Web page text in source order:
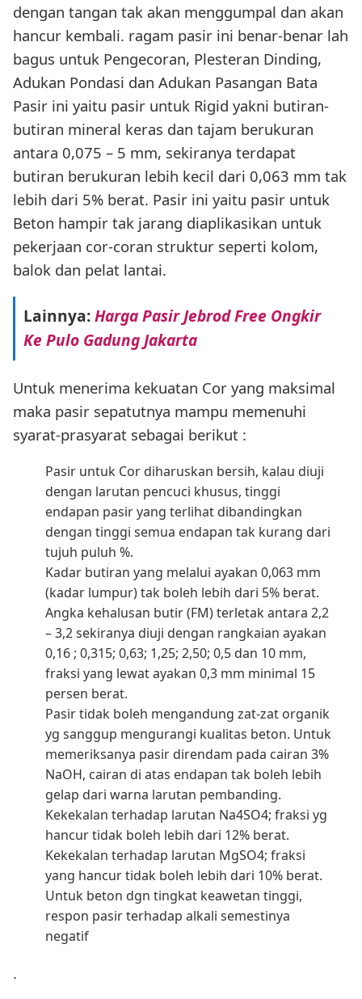
dengan tangan tak akan menggumpal dan akan
hancur kembali. ragam pasir ini benar-benar lah
bagus untuk Pengecoran, Plesteran Dinding,
Adukan Pondasi dan Adukan Pasangan Bata
Pasir ini yaitu pasir untuk Rigid yakni butiran-
butiran mineral keras dan tajam berukuran
antara 0,075 – 5 mm, sekiranya terdapat
butiran berukuran lebih kecil dari 0,063 mm tak
lebih dari 5% berat. Pasir ini yaitu pasir untuk
Beton hampir tak jarang diaplikasikan untuk
pekerjaan cor-coran struktur seperti kolom,
balok dan pelat lantai.
Lainnya:Harga Pasir Jebrod Free Ongkir
Ke Pulo Gadung Jakarta
Untuk menerima kekuatan Cor yang maksimal
maka pasir sepatutnya mampu memenuhi
syarat-prasyarat sebagai berikut :
Pasir untuk Cor diharuskan bersih, kalau diuji
dengan larutan pencuci khusus, tinggi
endapan pasir yang terlihat dibandingkan
dengan tinggi semua endapan tak kurang dari
tujuh puluh %.
Kadar butiran yang melalui ayakan 0,063 mm
(kadar lumpur) tak boleh lebih dari 5% berat.
Angka kehalusan butir (FM) terletak antara 2,2
– 3,2 sekiranya diuji dengan rangkaian ayakan
0,16 ; 0,315; 0,63; 1,25; 2,50; 0,5 dan 10 mm,
fraksi yang lewat ayakan 0,3 mm minimal 15
persen berat.
Pasir tidak boleh mengandung zat-zat organik
yg sanggup mengurangi kualitas beton. Untuk
memeriksanya pasir direndam pada cairan 3%
NaOH, cairan di atas endapan tak boleh lebih
gelap dari warna larutan pembanding.
Kekekalan terhadap larutan Na4SO4; fraksi yg
hancur tidak boleh lebih dari 12% berat.
Kekekalan terhadap larutan MgSO4; fraksi
yang hancur tidak boleh lebih dari 10% berat.
Untuk beton dgn tingkat keawetan tinggi,
respon pasir terhadap alkali semestinya
negatif
.